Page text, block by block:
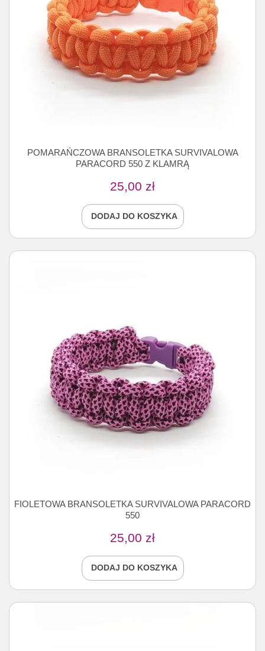
POMARAŃCZOWA BRANSOLETKA SURVIVALOWA
PARACORD 550 Z KLAMRĄ
25,00 zł
DODAJ DO KOSZYKA
FIOLETOWA BRANSOLETKA SURVIVALOWA PARACORD
550
25,00 zł
DODAJ DO KOSZYKA